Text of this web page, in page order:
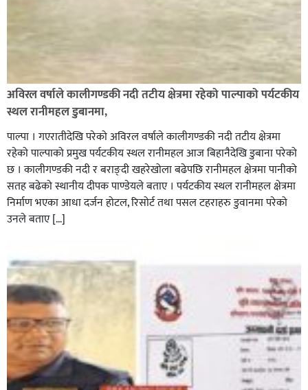
अविरल वर्षाले कालीगण्डकी नदी तटीय क्षेत्रमा रहेको पाल्पाको पर्यटकीय
स्थल रानीमहल डुबानमा,
पाल्पा । गएरातीदेखि परेको अविरल वर्षाले कालीगण्डकी नदी तटीय क्षेत्रमा
रहेको पाल्पाको प्रमुख पर्यटकीय स्थल रानीमहल आज बिहानैदेखि डुबाना परेको
छ । कालीगण्डकी नदी र बराङ्दी खहरेखोला बढेपछि रानीमहल क्षेत्रमा पानीको
सतह बढेको स्थानीय दीपक पाण्डेयले बताए । पर्यटकीय स्थल रानीमहल क्षेत्रमा
निर्माण भएका आधा दर्जन होटल, रिसोर्ट तथा पसल टहराहरु डुवानमा परेको
उनले बताए […]